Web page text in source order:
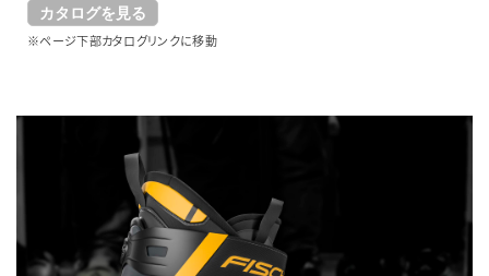
カタログを見る
※ページ下部カタログリンクに移動